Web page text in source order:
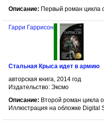
Описание: Первый роман цикла
Гарри Гаррисон
Стальная Крыса идет в армию
авторская книга, 2014 год
Издательство: Эксмо
Описание: Второй роман цикла о
Иллюстрация на обложке Digital